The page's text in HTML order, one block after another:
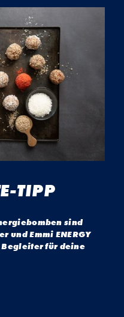
TIPP
sind
und Emmi ENERGY
Begleiter für deine